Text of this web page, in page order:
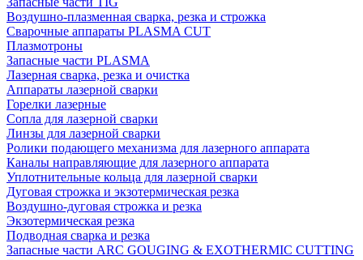
Воздушно-плазменная сварка, резка и строжка
Сварочные аппараты PLASMA CUT
Плазмотроны
Запасные части PLASMA
Лазерная сварка, резка и очистка
Аппараты лазерной сварки
Горелки лазерные
Сопла для лазерной сварки
Линзы для лазерной сварки
Ролики подающего механизма для лазерного аппарата
Каналы направляющие для лазерного аппарата
Уплотнительные кольца для лазерной сварки
Дуговая строжка и экзотермическая резка
Воздушно-дуговая строжка и резка
Экзотермическая резка
Подводная сварка и резка
Запасные части ARC GOUGING & EXOTHERMIC CUTTING